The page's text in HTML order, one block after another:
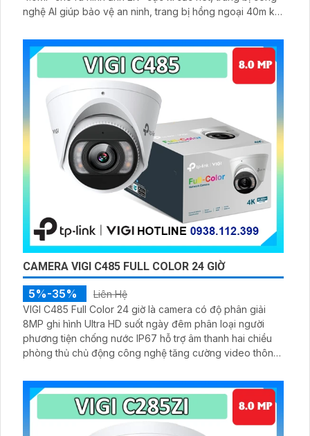
nghệ AI giúp bảo vệ an ninh, trang bị hồng ngoại 40m kết
CAMERA VIGI C485 FULL COLOR 24 GIỜ
5%-35%
Liên Hệ
VIGI C485 Full Color 24 giờ là camera có độ phân giải
8MP ghi hình Ultra HD suốt ngày đêm phân loại người
phương tiện chống nước IP67 hỗ trợ âm thanh hai chiều
phòng thủ chủ động công nghệ tăng cường video thông
hoặc DC 12V